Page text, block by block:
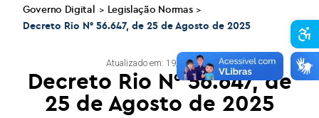
Governo Digital > Legislação Normas >
Decreto Rio N° 56.647, de 25 de Agosto de 2025
Atualizado em: 19/05/2026
Decreto Rio N° 56.647, de
25 de Agosto de 2025